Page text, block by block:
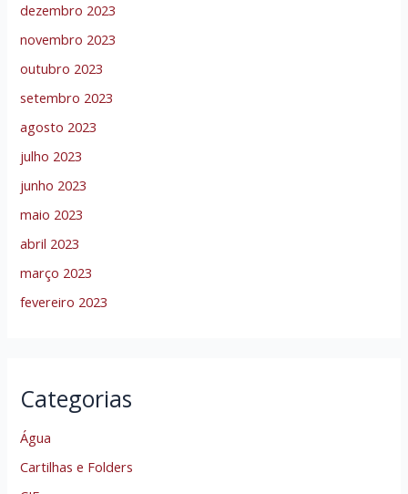
dezembro 2023
novembro 2023
outubro 2023
setembro 2023
agosto 2023
julho 2023
junho 2023
maio 2023
abril 2023
março 2023
fevereiro 2023
Categorias
Água
Cartilhas e Folders